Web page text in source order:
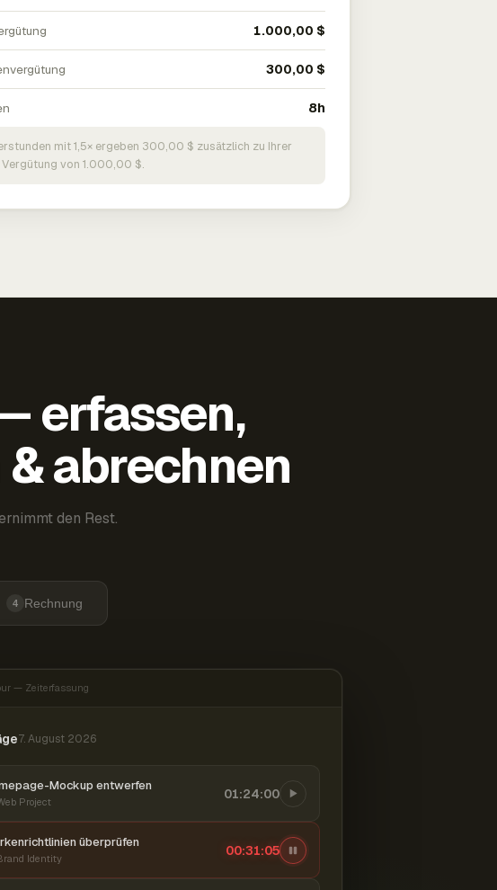
1.000,00 $
300,00 $
8h
mit 1,5× ergeben 300,00 $ zusätzlich zu Ihrer
von 1.000,00 $.
erfassen,
abrechnen
den Rest.
4 Rechnung
— Zeiterfassung
7. August 2026
Mockup entwerfen
Project
01:24:00
überprüfen
Identity
00:31:06